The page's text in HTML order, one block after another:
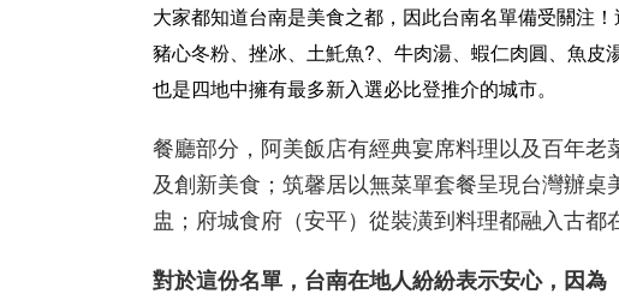
大家都知道台南是美食之都，因此台南名單備受關注
豬心冬粉、挫冰、土魠魚?、牛肉湯、蝦仁肉圓、魚
也是四地中擁有最多新入選必比登推介的城市。
餐廳部分，阿美飯店有經典宴席料理以及百年
及創新美食；筑馨居以無菜單套餐呈現台灣辦
盅；府城食府（安平）從裝潢到料理都融入古都
對於這份名單，台南在地人紛紛表示安心，因